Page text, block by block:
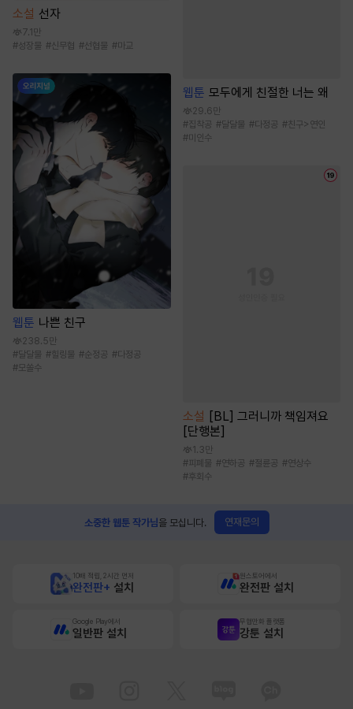
소설 선자
7.1만
#성장물 #신무협 #선협물 #마교
웹툰 나쁜 친구
238.5만
#달달물 # 힐링물 #순정공 #다정공
#모쏠수
웹툰 모두에게 친절한 너는 왜
29.6만
#집착공 #달달물 #다정공 #친구>연인
#미인수
소설
[BL] 그러니까 책임져요
[단행본]
1.3만
#피폐물 #연하공 #절륜공 #연상수
#후회수
소중한 웹툰 작가님을 모십니다. 연재문의
10배 적립, 2시간 먼저
완전판+ 설치
원스토어에서
완전판 설치
Google Play에서
일반판 설치
무협만화 플랫폼
강툰 설치